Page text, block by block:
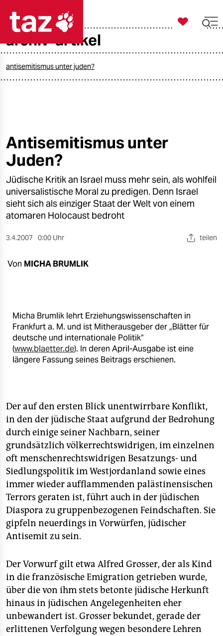
taz zahl ich
öko
gesellschaft
kultur
sport
wahrheit
verlag
veranstaltungen
shop
abo
genossenschaft
epaper login

taz zahl ich
archiv-artikel
antisemitismus unter juden?
Antisemitismus unter
Juden?
Jüdische Kritik an Israel muss mehr sein, als wohlfeil
universalistische Moral zu predigen. Denn Israel
sieht sich als einziger Staat der Welt von einem
atomaren Holocaust bedroht
3.4.2007 0:00 Uhr teilen
Von MICHA BRUMLIK
Micha Brumlik lehrt Erziehungswissenschaften in
Frankfurt a. M. und ist Mitherausgeber der „Blätter für
deutsche und internationale Politik“
(www.blaetter.de). In deren April-Ausgabe ist eine
längere Fassung seines Beitrags erschienen.
Der auf den ersten Blick unentwirrbare Konflikt,
in den der jüdische Staat aufgrund der Bedrohung
durch einige seiner Nachbarn, seiner
grundsätzlich völkerrechtswidrigen, im einzelnen
oft menschenrechtswidrigen Besatzungs- und
Siedlungspolitik im Westjordanland sowie eines
immer wieder aufflammenden palästinensischen
Terrors geraten ist, führt auch in der jüdischen
Diaspora zu gruppenbezogenen Feindschaften. Sie
gipfeln neuerdings in Vorwürfen, jüdischer
Antisemit zu sein.
Der Vorwurf gilt etwa Alfred Grosser, der als Kind
in die französische Emigration getrieben wurde,
über die von ihm stets betonte jüdische Herkunft
hinaus in jüdischen Angelegenheiten eher
unbewandert ist. Grosser bekundet, gerade der
erlittenen Verfolgung wegen besondere Lehren